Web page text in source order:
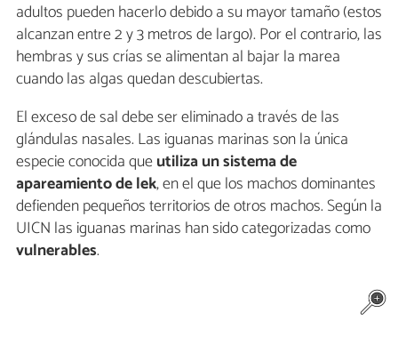
adultos pueden hacerlo debido a su mayor tamaño (estos
alcanzan entre 2 y 3 metros de largo). Por el contrario, las
hembras y sus crías se alimentan al bajar la marea
cuando las algas quedan descubiertas.
El exceso de sal debe ser eliminado a través de las
glándulas nasales. Las iguanas marinas son la única
especie conocida queutiliza un sistema de
apareamiento de lek, en el que los machos dominantes
defienden pequeños territorios de otros machos. Según la
UICN las iguanas marinas han sido categorizadas como
vulnerables.